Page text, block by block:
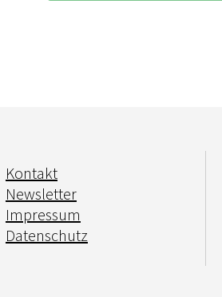
Kontakt
Newsletter
Impressum
Datenschutz